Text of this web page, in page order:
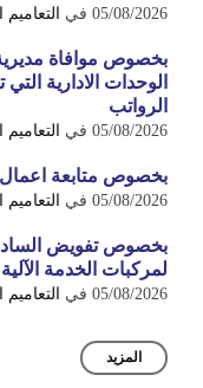
05/08/2026 في التعاميم
بخصوص موافاة
الوحدات الادارية
الرواتب
05/08/2026 في التعاميم
بخصوص متابعة اعمال
05/08/2026 في التعاميم
بخصوص تفويض
لمركبات الخدمة الآلية
05/08/2026 في التعاميم
المزيد